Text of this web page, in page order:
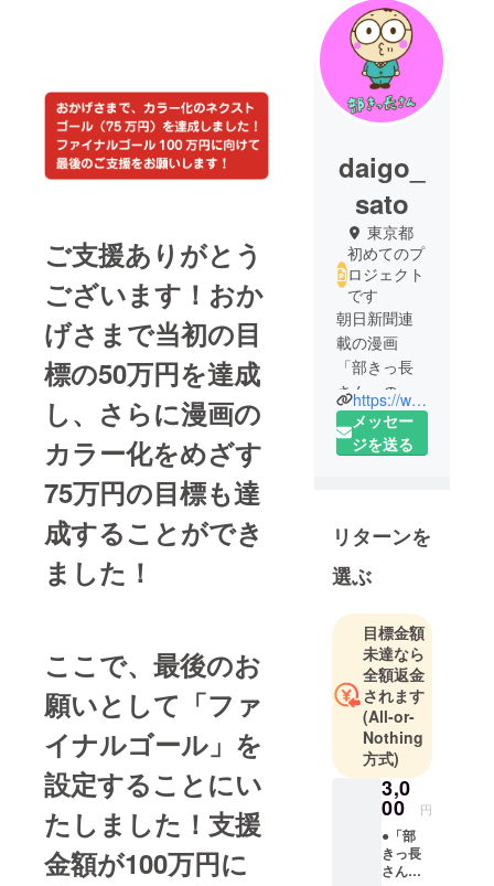
ご支援ありがとう
ございます！おか
げさまで当初の目
標の50万円を達成
し、さらに漫画の
カラー化をめざす
75万円の目標も達
成することができ
ました！
ここで、最後のお
願いとして「ファ
イナルゴール」を
設定することにい
たしました！支援
金額が100万円に
daigo_
sato
東京都
初めてのプ
ロジェクト
です
朝日新聞連
載の漫画
「部きっ長
さん」の作
者の一人。
広告会社で
ターとして
働くかたわ
ら、社内の
仲間３人で
漫画「部
きっ長さ
ん」を製作
してきまし
た。よろし
くお願いし
ます！
https://www.facebook.com/bukicho/
メッセー
ジを送る
リターンを
選ぶ
目標金額
未達なら
全額返金
されます
(All-or-
Nothing
方式)
3,0
00 円
●「部
きっ長
さん」